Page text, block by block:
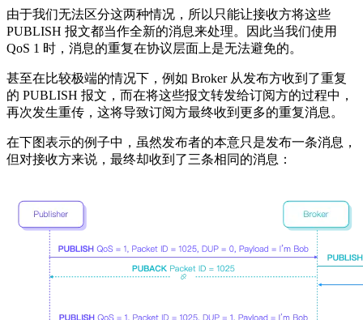
由于我们无法区分这两种情况，所以只能让接收方将这些
PUBLISH 报文都当作全新的消息来处理。因此当我们使用
QoS 1 时，消息的重复在协议层面上是无法避免的。
甚至在比较极端的情况下，例如 Broker 从发布方收到了重复
的 PUBLISH 报文，而在将这些报文转发给订阅方的过程中，
再次发生重传，这将导致订阅方最终收到更多的重复消息。
在下图表示的例子中，虽然发布者的本意只是发布一条消息，
但对接收方来说，最终却收到了三条相同的消息：